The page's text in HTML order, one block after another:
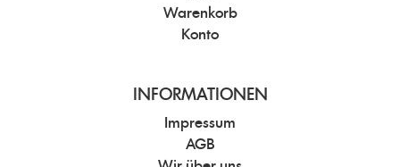
Warenkorb
Konto
INFORMATIONEN
Impressum
AGB